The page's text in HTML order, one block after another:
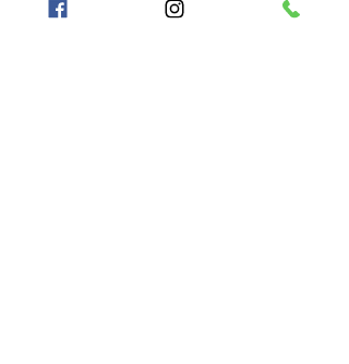
procvičení. Posledních pár minut každé hodiny